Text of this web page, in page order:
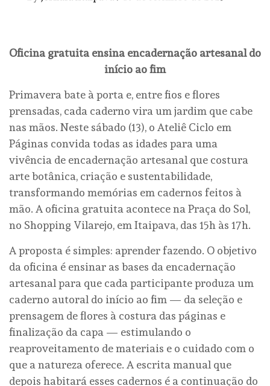
Oficina gratuita ensina encadernação artesanal do
início ao fim
Primavera bate à porta e, entre fios e flores
prensadas, cada caderno vira um jardim que cabe
nas mãos. Neste sábado (13), o Ateliê Ciclo em
Páginas convida todas as idades para uma
vivência de encadernação artesanal que costura
arte botânica, criação e sustentabilidade,
transformando memórias em cadernos feitos à
mão. A oficina gratuita acontece na Praça do Sol,
no Shopping Vilarejo, em Itaipava, das 15h às 17h.
A proposta é simples: aprender fazendo. O objetivo
da oficina é ensinar as bases da encadernação
artesanal para que cada participante produza um
caderno autoral do início ao fim — da seleção e
prensagem de flores à costura das páginas e
finalização da capa — estimulando o
reaproveitamento de materiais e o cuidado com o
que a natureza oferece. A escrita manual que
depois habitará esses cadernos é a continuação do